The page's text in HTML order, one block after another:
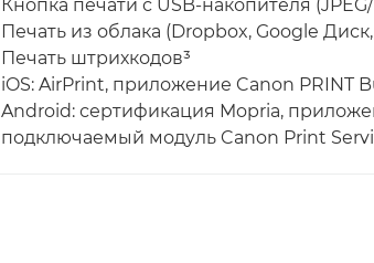
Кнопка печати с USB-накопителя (JPEG/
Печать из облака (Dropbox, Google
Печать штрихкодов³
iOS: AirPrint, приложение Canon PRINT
Android: сертификация Mopria,
подключаемый модуль Canon Print